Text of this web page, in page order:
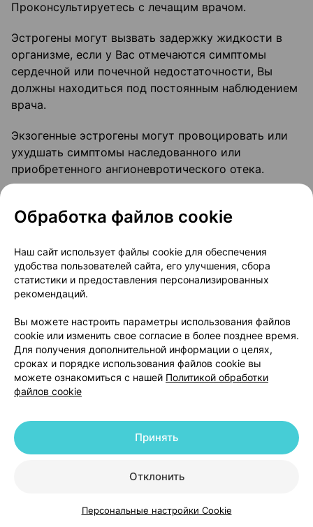
КаталогКорзинаИзбранноеПрофиль
Проконсультируетесь с лечащим врачом.
Эстрогены могут вызвать задержку жидкости в
организме, если у Вас отмечаются симптомы
сердечной или почечной недостаточности, Вы
должны находиться под постоянным наблюдением
врача.
Экзогенные эстрогены могут провоцировать или
ухудшать симптомы наследованного или
приобретенного ангионевротического отека.
требуется тщательное наблюдение при
комбинированной ЗГТ, поскольку при применении
эстрогенов при этом состоянии наблюдались
редкие случаи значительного повышения
концентрации триглицеридов в плазме крови с
последующим развитием панкреатита.
Лабораторные анализы
Если Вам назначили анализ крови, уведомите
лечащего врача или сотрудника лаборатории о
поскольку он может влиять на результаты
некоторых анализов.
Препарат Лензетто не показан для применения у
Обработка файлов cookie
Наш сайт использует файлы cookie для обеспечения
удобства пользователей сайта, его улучшения, сбора
статистики и предоставления персонализированных
рекомендаций.
Вы можете настроить параметры использования файлов
cookie или изменить свое согласие в более позднее время.
Для получения дополнительной информации о целях,
сроках и порядке использования файлов cookie вы
можете ознакомиться с нашей Политикой обработки
файлов cookie
Отклонить
Принять
Персональные настройки Cookie